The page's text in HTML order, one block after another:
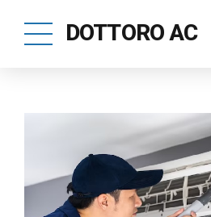
DOTTORO AC